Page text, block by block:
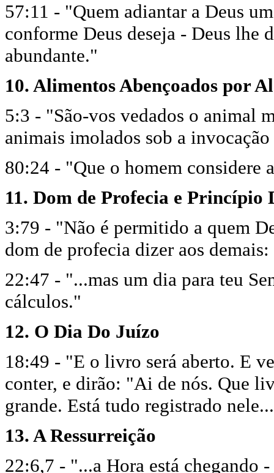
57:11 - "Quem adiantar a Deus
conforme Deus deseja - Deus lhe
abundante."
10. Alimentos Abençoados por
5:3 - "São-vos vedados o animal
animais imolados sob a
80:24 - "Que o homem considere
11. Dom de Profecia e Princípio
3:79 - "Não é permitido a quem
dom de profecia dizer aos
22:47 - "...mas um dia para teu
cálculos."
12. O Dia Do Juízo
18:49 - "E o livro será aberto. E
conter, e dirão: "Ai de nós. Que
grande. Está tudo registrado
13. A Ressurreição
22:6,7 - "...a Hora está chegando